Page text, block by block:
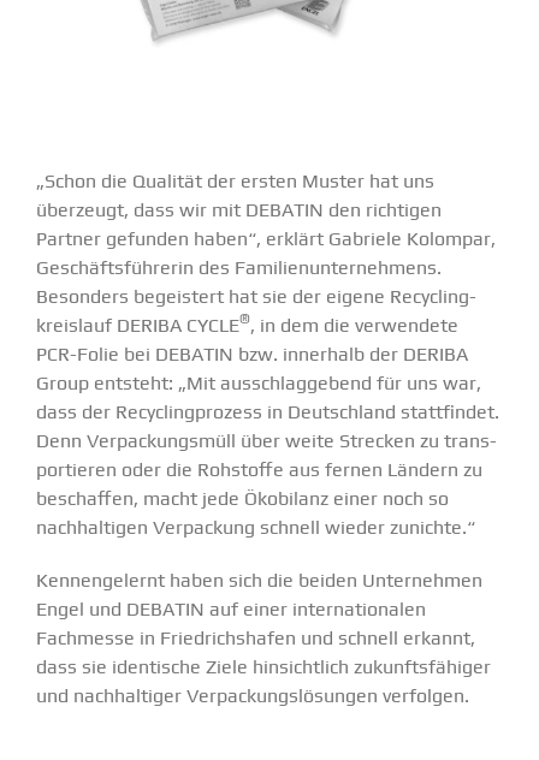
„Schon die Qualität der ersten Muster hat uns
überzeugt, dass wir mit DEBATIN den richtigen
Partner gefunden haben“, erklärt Gabriele Kolompar,
Geschäfts­füh­rerin des Famili­en­un­ter­nehmens.
Besonders begeistert hat sie der eigene Recycling­
kreislauf DERIBA CYCLE®, in dem die verwendete
PCR-Folie bei DEBATIN bzw. innerhalb der DERIBA
Groupentsteht: „Mit ausschlag­gebend für uns war,
dass der Recycling­prozess in Deutschland statt­findet.
Denn Verpa­ckungsmüll über weite Strecken zu trans­
por­tieren oder die Rohstoffe aus fernen Ländern zu
beschaffen, macht jede Ökobilanz einer noch so
nachhal­tigen Verpa­ckung schnell wieder zunichte.“
Kennen­ge­lernt haben sich die beiden Unter­nehmen
Engel und DEBATIN auf einer inter­na­tio­nalen
Fachmesse in Fried­richs­hafen und schnell erkannt,
dass sie identische Ziele hinsichtlich zukunfts­fä­higer
und nachhal­tiger Verpa­ckungs­lö­sungen verfolgen.